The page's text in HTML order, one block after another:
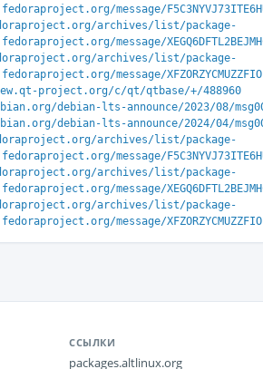
message/
archives/list/package-
message/
archives/list/package-
message/
project.org/c/qt/qtbase/+/488960
debian-lts-announce/2023/08/
debian-lts-announce/2024/04/
archives/list/package-
message/
archives/list/package-
message/
archives/list/package-
message/
ССЫЛКИ
packages.altlinux.org